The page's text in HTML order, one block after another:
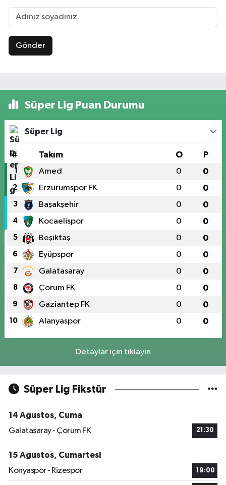
Gönder
Süper Lig Puan Durumu
Süper Lig
# Takım O P
1 Amed 0 0
2 Erzurumspor FK 0 0
3 Başakşehir 0 0
4 Kocaelispor 0 0
5 Beşiktaş 0 0
6 Eyüpspor 0 0
7 Galatasaray 0 0
8 Çorum FK 0 0
9 Gaziantep FK 0 0
10 Alanyaspor 0 0
Detaylar için tıklayın
Süper Lig Fikstür
14 Ağustos, Cuma
Galatasaray - Çorum FK
21:30
15 Ağustos, Cumartesi
Konyaspor - Rizespor
19:00